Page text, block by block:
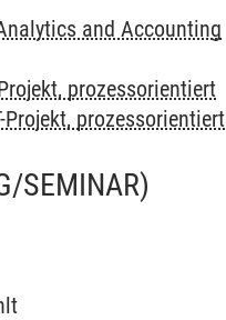
and Accounting
prozessorientiert
Projekt, prozessorientiert
SEMINAR)